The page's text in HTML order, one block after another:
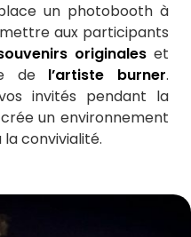
un photobooth à
aux participants
originales et
del’artiste burner.
invités pendant la
un environnement
convivialité.